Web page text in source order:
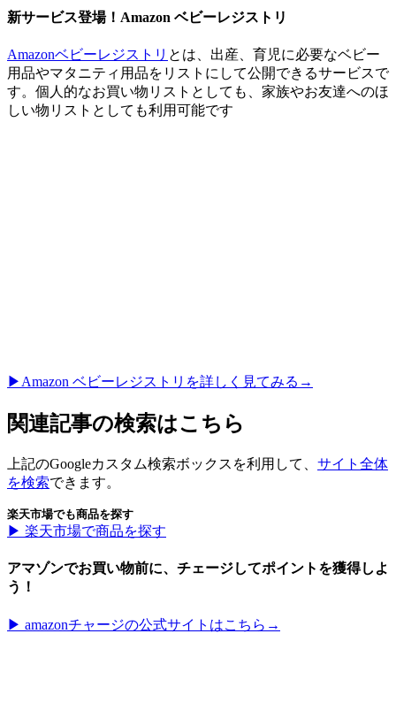
新サービス登場！Amazon ベビーレジストリ
Amazonベビーレジストリ とは、出産、育児に必要なベビー
用品やマタニティ用品をリストにして公開できるサービスで
す。個人的なお買い物リストとしても、家族やお友達へのほ
しい物リストとしても利用可能です
▶︎Amazon ベビーレジストリを詳しく見てみる→
関連記事の検索はこちら
上記のGoogleカスタム検索ボックスを利用して、 サイト全体
を検索できます。
楽天市場でも商品を探す
▶︎ 楽天市場で商品を探す
アマゾンでお買い物前に、チェージしてポイントを獲得しよ
う！
▶︎ amazonチャージの公式サイトはこちら→